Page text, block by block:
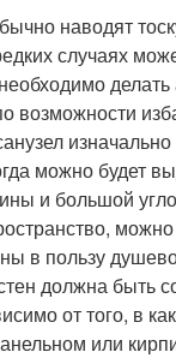
наводят
случаях
делать
возможности
можно будет
и большой
можно
в пользу
должна быть
от того, в
или